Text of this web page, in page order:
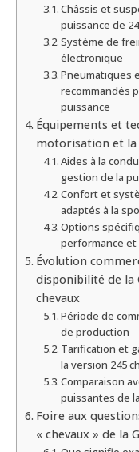
Châssis et
puissance de
Système de
électronique
Pneumatiques
recommandés
puissance
Équipements et
motorisation et la
Aides à la
gestion de la
Confort et
adaptés à la
Options
performance
Évolution
disponibilité de la
chevaux
Période de
de production
Tarification et
la version 245 ch
Comparaison
puissantes de
Foire aux
« chevaux » de la